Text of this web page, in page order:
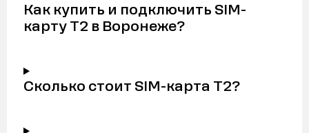
Как купить и подключить SIM-
карту Т2 в Воронеже?
Сколько стоит SIM-карта Т2?